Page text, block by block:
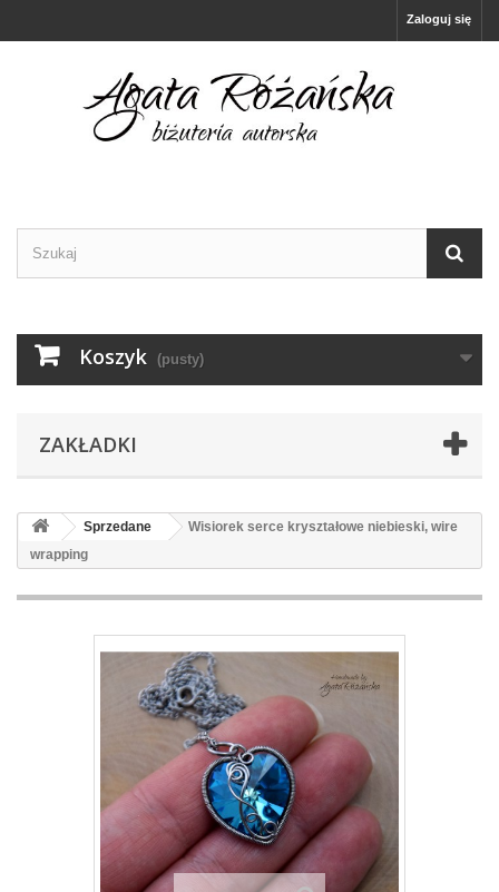
Zaloguj się
Koszyk (pusty)
ZAKŁADKI
Sprzedane
Wisiorek serce kryształowe niebieski, wire
wrapping